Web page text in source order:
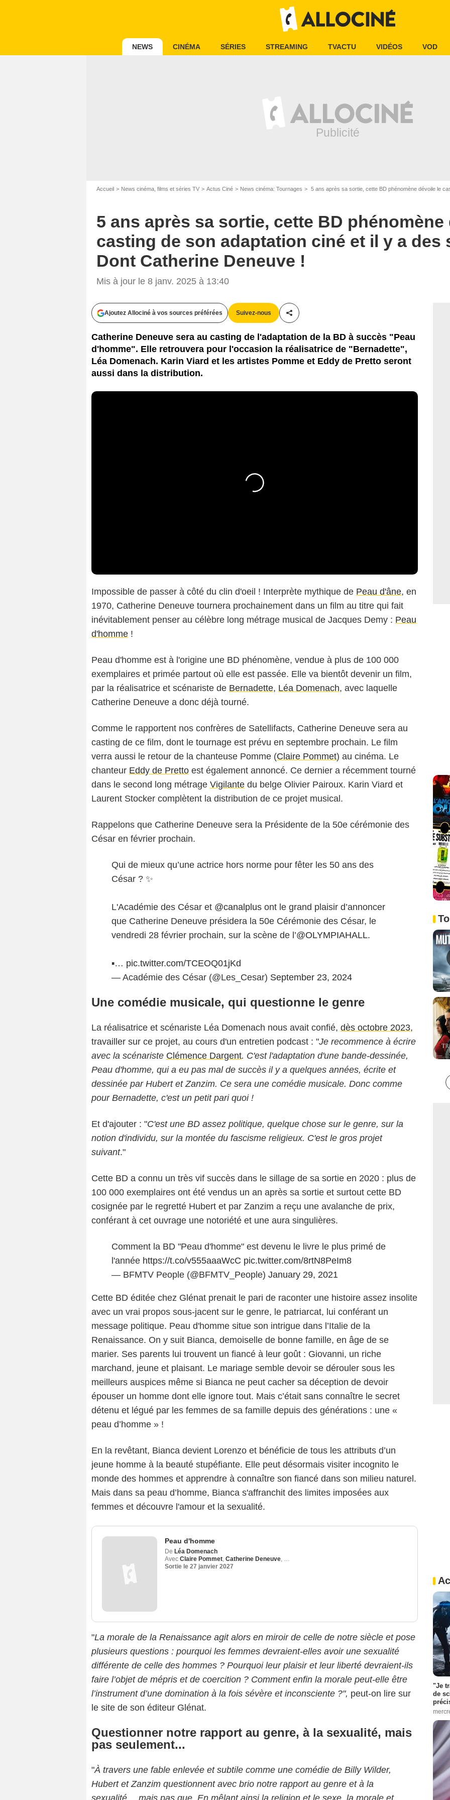
NEWS CINÉMA SÉRIES STREAMING TVACTU VIDÉOS VOD
Accueil News cinéma, films et séries TV Actus Ciné News cinéma: Tournages 5 ans après sa sortie, cette BD phénomène dévoile le casting de son
5 ans après sa sortie, cette BD phénomène
casting de son adaptation ciné et il y a des
Dont Catherine Deneuve !
Mis à jour le 8 janv. 2025 à 13:40
Ajoutez Allociné à vos sources préférées Suivez-nous
Partager cet article
Catherine Deneuve sera au casting de l'adaptation de la BD à succès "Peau
d'homme". Elle retrouvera pour l'occasion la réalisatrice de "Bernadette",
Léa Domenach. Karin Viard et les artistes Pomme et Eddy de Pretto seront
aussi dans la distribution.
Impossible de passer à côté du clin d'oeil ! Interprète mythique de Peau d'âne, en
1970, Catherine Deneuve tournera prochainement dans un film au titre qui fait
inévitablement penser au célèbre long métrage musical de Jacques Demy : Peau
d'homme !
Peau d'homme est à l'origine une BD phénomène, vendue à plus de 100 000
exemplaires et primée partout où elle est passée. Elle va bientôt devenir un film,
par la réalisatrice et scénariste de Bernadette, Léa Domenach, avec laquelle
Catherine Deneuve a donc déjà tourné.
Comme le rapportent nos confrères de Satellifacts, Catherine Deneuve sera au
casting de ce film, dont le tournage est prévu en septembre prochain. Le film
verra aussi le retour de la chanteuse Pomme (Claire Pommet) au cinéma. Le
chanteur Eddy de Pretto est également annoncé. Ce dernier a récemment tourné
dans le second long métrage Vigilante du belge Olivier Pairoux. Karin Viard et
Laurent Stocker complètent la distribution de ce projet musical.
Rappelons que Catherine Deneuve sera la Présidente de la 50e cérémonie des
César en février prochain.
Qui de mieux qu’une actrice hors norme pour fêter les 50 ans des
César ? ✨
L'Académie des César et @canalplus ont le grand plaisir d’annoncer
que Catherine Deneuve présidera la 50e Cérémonie des César, le
vendredi 28 février prochain, sur la scène de l’@OLYMPIAHALL.
▪️… pic.twitter.com/TCEOQ01jKd
— Académie des César (@Les_Cesar) September 23, 2024
Une comédie musicale, qui questionne le genre
La réalisatrice et scénariste Léa Domenach nous avait confié, dès octobre 2023,
travailler sur ce projet, au cours d'un entretien podcast : "Je recommence à écrire
avec la scénariste Clémence Dargent. C'est l'adaptation d'une bande-dessinée,
Peau d'homme, qui a eu pas mal de succès il y a quelques années, écrite et
dessinée par Hubert et Zanzim. Ce sera une comédie musicale. Donc comme
pour Bernadette, c'est un petit pari quoi !
Et d'ajouter : "C'est une BD assez politique, quelque chose sur le genre, sur la
notion d'individu, sur la montée du fascisme religieux. C'est le gros projet
suivant."
Cette BD a connu un très vif succès dans le sillage de sa sortie en 2020 : plus de
100 000 exemplaires ont été vendus un an après sa sortie et surtout cette BD
cosignée par le regretté Hubert et par Zanzim a reçu une avalanche de prix,
conférant à cet ouvrage une notoriété et une aura singulières.
Comment la BD "Peau d'homme" est devenu le livre le plus primé de
l'année https://t.co/v555aaaWcC pic.twitter.com/8rtN8PeIm8
— BFMTV People (@BFMTV_People) January 29, 2021
Cette BD éditée chez Glénat prenait le pari de raconter une histoire assez insolite
avec un vrai propos sous-jacent sur le genre, le patriarcat, lui conférant un
message politique. Peau d'homme situe son intrigue dans l’Italie de la
Renaissance. On y suit Bianca, demoiselle de bonne famille, en âge de se
marier. Ses parents lui trouvent un fiancé à leur goût : Giovanni, un riche
marchand, jeune et plaisant. Le mariage semble devoir se dérouler sous les
meilleurs auspices même si Bianca ne peut cacher sa déception de devoir
épouser un homme dont elle ignore tout. Mais c’était sans connaître le secret
détenu et légué par les femmes de sa famille depuis des générations : une «
peau d’homme » !
En la revêtant, Bianca devient Lorenzo et bénéficie de tous les attributs d’un
jeune homme à la beauté stupéfiante. Elle peut désormais visiter incognito le
monde des hommes et apprendre à connaître son fiancé dans son milieu naturel.
Mais dans sa peau d’homme, Bianca s'affranchit des limites imposées aux
femmes et découvre l'amour et la sexualité.
Peau d'homme
De Léa Domenach
Avec Claire Pommet, Catherine Deneuve, Karin Viard
Sortie le 27 janvier 2027
"La morale de la Renaissance agit alors en miroir de celle de notre siècle et pose
plusieurs questions : pourquoi les femmes devraient-elles avoir une sexualité
différente de celle des hommes ? Pourquoi leur plaisir et leur liberté devraient-ils
faire l’objet de mépris et de coercition ? Comment enfin la morale peut-elle être
l’instrument d’une domination à la fois sévère et inconsciente ?", peut-on lire sur
le site de son éditeur Glénat.
Questionner notre rapport au genre, à la sexualité, mais
pas seulement...
"À travers une fable enlevée et subtile comme une comédie de Billy Wilder,
Hubert et Zanzim questionnent avec brio notre rapport au genre et à la
sexualité… mais pas que. En mêlant ainsi la religion et le sexe, la morale et
"Je
de